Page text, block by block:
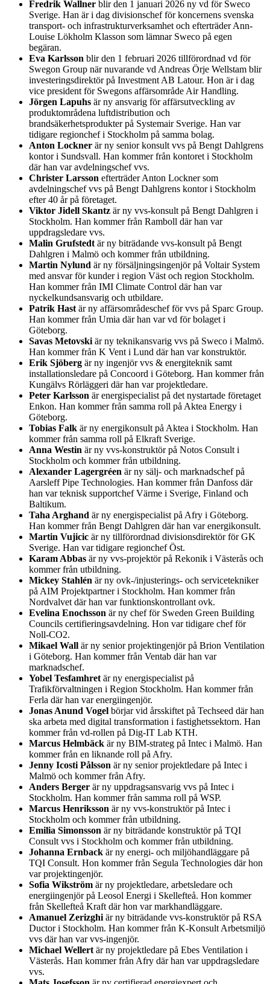
Fredrik Wallner blir den 1 januari 2026 ny vd för Sweco
Sverige. Han är i dag divisionschef för koncernens svenska
transport- och infrastrukturverksamhet och efterträder Ann-
Louise Lökholm Klasson som lämnar Sweco på egen
begäran.
Eva Karlsson blir den 1 februari 2026 tillförordnad vd för
Swegon Group när nuvarande vd Andreas Örje Wellstam blir
investeringsdirektör på Investment AB Latour. Hon är i dag
vice president för Swegons affärsområde Air Handling.
Jörgen Lapuhs är ny ansvarig för affärsutveckling av
produktområdena luftdistribution och
brandsäkerhetsprodukter på Systemair Sverige. Han var
tidigare regionchef i Stockholm på samma bolag.
Anton Lockner är ny senior konsult vvs på Bengt Dahlgrens
kontor i Sundsvall. Han kommer från kontoret i Stockholm
där han var avdelningschef vvs.
Christer Larsson efterträder Anton Lockner som
avdelningschef vvs på Bengt Dahlgrens kontor i Stockholm
efter 40 år på företaget.
Viktor Jidell Skantz är ny vvs-konsult på Bengt Dahlgren i
Stockholm. Han kommer från Ramboll där han var
uppdragsledare vvs.
Malin Grufstedt är ny biträdande vvs-konsult på Bengt
Dahlgren i Malmö och kommer från utbildning.
Martin Nylund är ny försäljningsingenjör på Voltair System
med ansvar för kunder i region Väst och region Stockholm.
Han kommer från IMI Climate Control där han var
nyckelkundsansvarig och utbildare.
Patrik Hast är ny affärsområdeschef för vvs på Sparc Group.
Han kommer från Umia där han var vd för bolaget i
Göteborg.
Savas Metovski är ny teknikansvarig vvs på Sweco i Malmö.
Han kommer från K Vent i Lund där han var konstruktör.
Erik Sjöberg är ny ingenjör vvs & energiteknik samt
installationsledare på Concoord i Göteborg. Han kommer från
Kungälvs Rörläggeri där han var projektledare.
Peter Karlsson är energispecialist på det nystartade företaget
Enkon. Han kommer från samma roll på Aktea Energy i
Göteborg.
Tobias Falk är ny energikonsult på Aktea i Stockholm. Han
kommer från samma roll på Elkraft Sverige.
Anna Westin är ny vvs-konstruktör på Notos Consult i
Stockholm och kommer från utbildning.
Alexander Lagergréen är ny sälj- och marknadschef på
Aarsleff Pipe Technologies. Han kommer från Danfoss där
han var teknisk supportchef Värme i Sverige, Finland och
Baltikum.
Taha Arghand är ny energispecialist på Afry i Göteborg.
Han kommer från Bengt Dahlgren där han var energikonsult.
Martin Vujicic är ny tillförordnad divisionsdirektör för GK
Sverige. Han var tidigare regionchef Öst.
Karam Abbas är ny vvs-projektör på Rekonik i Västerås och
kommer från utbildning.
Mickey Stahlén är ny ovk-/injusterings- och servicetekniker
på AIM Projektpartner i Stockholm. Han kommer från
Nordvalvet där han var funktionskontrollant ovk.
Evelina Enochsson är ny chef för Sweden Green Building
Councils certifieringsavdelning. Hon var tidigare chef för
Noll-CO2.
Mikael Wall är ny senior projektingenjör på Brion Ventilation
i Göteborg. Han kommer från Ventab där han var
marknadschef.
Yobel Tesfamhret är ny energispecialist på
Trafikförvaltningen i Region Stockholm. Han kommer från
Ferla där han var energiingenjör.
Jonas Anund Vogel börjar vid årsskiftet på Techseed där han
ska arbeta med digital transformation i fastighetssektorn. Han
kommer från vd-rollen på Dig-IT Lab KTH.
Marcus Helmbäck är ny BIM-strateg på Intec i Malmö. Han
kommer från en liknande roll på Afry.
Jenny Icosti Pålsson är ny senior projektledare på Intec i
Malmö och kommer från Afry.
Anders Berger är ny uppdragsansvarig vvs på Intec i
Stockholm. Han kommer från samma roll på WSP.
Marcus Henriksson är ny vvs-konstruktör på Intec i
Stockholm och kommer från utbildning.
Emilia Simonsson är ny biträdande konstruktör på TQI
Consult vvs i Stockholm och kommer från utbildning.
Johanna Ernback är ny energi- och miljöhandläggare på
TQI Consult. Hon kommer från Segula Technologies där hon
var projektingenjör.
Sofia Wikström är ny projektledare, arbetsledare och
energiingenjör på Leosol Energi i Skellefteå. Hon kommer
från Skellefteå Kraft där hon var markhandläggare.
Amanuel Zerizghi är ny biträdande vvs-konstruktör på RSA
Ductor i Stockholm. Han kommer från K-Konsult Arbetsmiljö
vvs där han var vvs-ingenjör.
Michael Wellert är ny projektledare på Ebes Ventilation i
Västerås. Han kommer från Afry där han var uppdragsledare
vvs.